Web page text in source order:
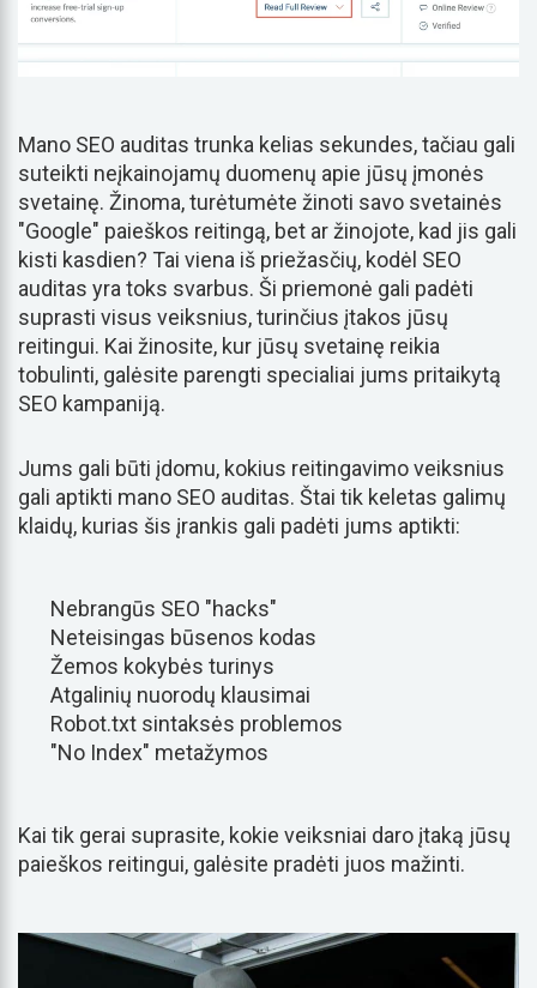
Mano SEO auditas trunka kelias sekundes, tačiau gali
suteikti neįkainojamų duomenų apie jūsų įmonės
svetainę. Žinoma, turėtumėte žinoti savo svetainės
"Google" paieškos reitingą, bet ar žinojote, kad jis gali
kisti kasdien? Tai viena iš priežasčių, kodėl SEO
auditas yra toks svarbus. Ši priemonė gali padėti
suprasti visus veiksnius, turinčius įtakos jūsų
reitingui. Kai žinosite, kur jūsų svetainę reikia
tobulinti, galėsite parengti specialiai jums pritaikytą
SEO kampaniją.
Jums gali būti įdomu, kokius reitingavimo veiksnius
gali aptikti mano SEO auditas. Štai tik keletas galimų
klaidų, kurias šis įrankis gali padėti jums aptikti:
Nebrangūs SEO "hacks"
Neteisingas būsenos kodas
Žemos kokybės turinys
Atgalinių nuorodų klausimai
Robot.txt sintaksės problemos
"No Index" metažymos
Kai tik gerai suprasite, kokie veiksniai daro įtaką jūsų
paieškos reitingui, galėsite pradėti juos mažinti.